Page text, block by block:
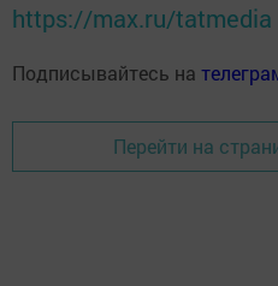
https://max.ru/tatmedia
Подписывайтесь на
Перейти на